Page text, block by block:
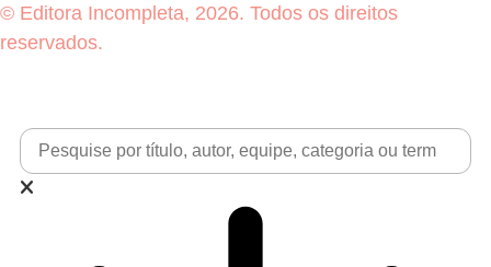
© Editora Incompleta, 2026. Todos os direitos
reservados.